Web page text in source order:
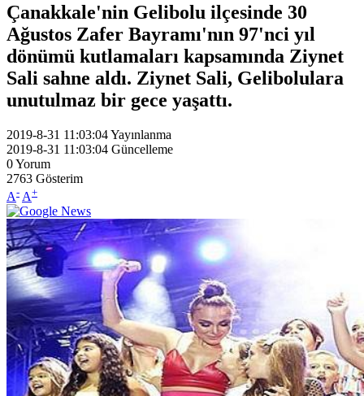
Çanakkale'nin Gelibolu ilçesinde 30
Ağustos Zafer Bayramı'nın 97'nci yıl
dönümü kutlamaları kapsamında Ziynet
Sali sahne aldı. Ziynet Sali, Gelibolulara
unutulmaz bir gece yaşattı.
2019-8-31 11:03:04Yayınlanma
2019-8-31 11:03:04 Güncelleme
0Yorum
2763 Gösterim
A- A+